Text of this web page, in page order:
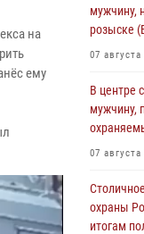
на
ему
мужчину,
розыске
07
В центре
мужчину,
07
охраны
итогам